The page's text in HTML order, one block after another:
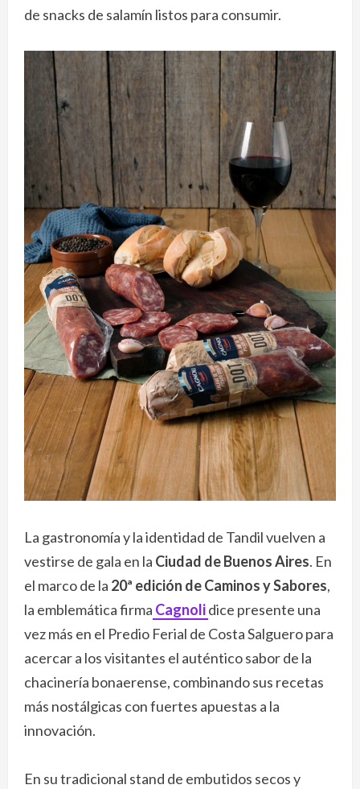
de snacks de salamín listos para consumir.
La gastronomía y la identidad de Tandil vuelven a
vestirse de gala en la Ciudad de Buenos Aires. En
el marco de la 20ª edición de Caminos y Sabores,
la emblemática firma Cagnolidice presente una
vez más en el Predio Ferial de Costa Salguero para
acercar a los visitantes el auténtico sabor de la
chacinería bonaerense, combinando sus recetas
más nostálgicas con fuertes apuestas a la
innovación.
En su tradicional stand de embutidos secos y